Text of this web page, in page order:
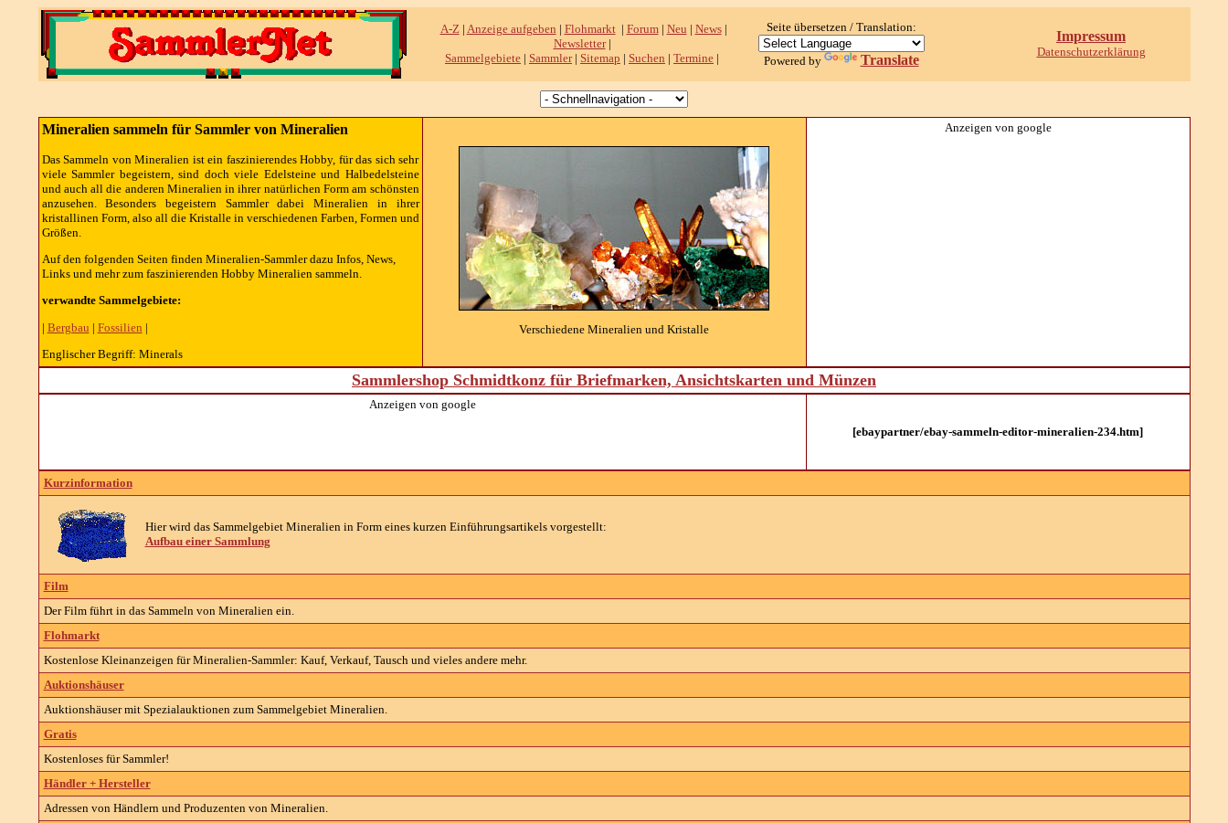
A-Z| Anzeige aufgeben | Flohmarkt| Forum| Neu | News|
Newsletter|
Sammelgebiete | Sammler| Sitemap | Suchen | Termine |
Seite übersetzen / Translation:
Powered by Translate
Impressum
Datenschutzerklärung
Mineralien sammeln für Sammler von Mineralien
Das Sammeln von Mineralien ist ein faszinierendes Hobby, für das sich sehr
viele Sammler begeistern, sind doch viele Edelsteine und Halbedelsteine
und auch all die anderen Mineralien in ihrer natürlichen Form am schönsten
anzusehen. Besonders begeistern Sammler dabei Mineralien in ihrer
kristallinen Form, also all die Kristalle in verschiedenen Farben, Formen und
Größen.
Auf den folgenden Seiten finden Mineralien-Sammler dazu Infos, News,
Links und mehr zum faszinierenden Hobby Mineralien sammeln.
verwandte Sammelgebiete:
| Bergbau | Fossilien |
Englischer Begriff: Minerals
Verschiedene Mineralien und Kristalle
Anzeigen von google
Sammlershop Schmidtkonz für Briefmarken, Ansichtskarten und Münzen
Anzeigen von google
[ebaypartner/ebay-sammeln-editor-mineralien-234.htm]
Kurzinformation
Hier wird das Sammelgebiet Mineralien in Form eines kurzen Einführungsartikels vorgestellt:
Aufbau einer Sammlung
Film
Der Film führt in das Sammeln von Mineralien ein.
Flohmarkt
Kostenlose Kleinanzeigen für Mineralien-Sammler: Kauf, Verkauf, Tausch und vieles andere mehr.
Auktionshäuser
Auktionshäuser mit Spezialauktionen zum Sammelgebiet Mineralien.
Gratis
Kostenloses für Sammler!
Händler + Hersteller
Adressen von Händlern und Produzenten von Mineralien.